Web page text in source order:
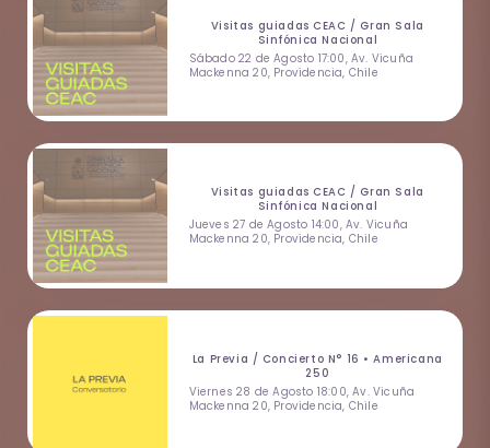
Visitas guiadas CEAC / Gran Sala
Sinfónica Nacional
Sábado 22 de Agosto 17:00, Av. Vicuña
Mackenna 20, Providencia, Chile
Visitas guiadas CEAC / Gran Sala
Sinfónica Nacional
Jueves 27 de Agosto 14:00, Av. Vicuña
Mackenna 20, Providencia, Chile
La Previa / Concierto N° 16 • Americana
250
Viernes 28 de Agosto 18:00, Av. Vicuña
Mackenna 20, Providencia, Chile